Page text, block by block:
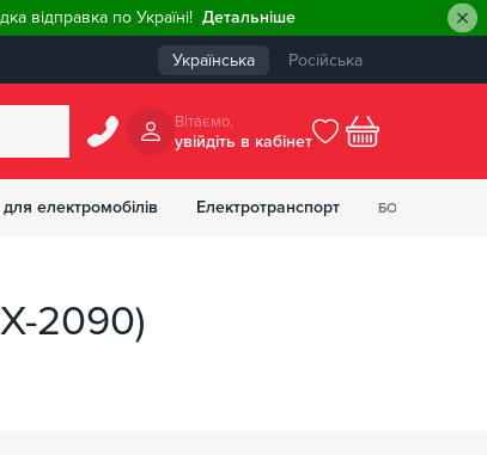
відправка по Україні! Детальніше
Українська Російська
Вiтаємо,
увiйдiть в кабiнет
БОНУСІВ
електромобілів Електротранспорт
2090)